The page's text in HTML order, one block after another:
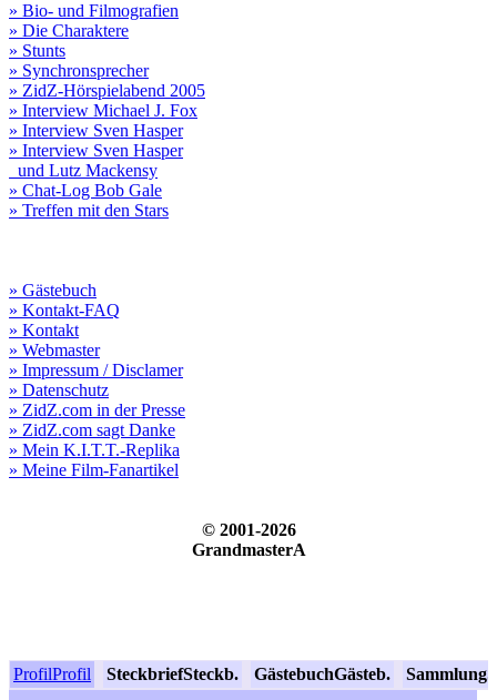
» Bio- und Filmografien
» Die Charaktere
» Stunts
» Synchronsprecher
» ZidZ-Hörspielabend 2005
» Interview Michael J. Fox
» Interview Sven Hasper
» Interview Sven Hasper
und Lutz Mackensy
» Chat-Log Bob Gale
» Treffen mit den Stars
» Gästebuch
» Kontakt-FAQ
» Kontakt
» Webmaster
» Impressum / Disclamer
» Datenschutz
» ZidZ.com in der Presse
» ZidZ.com sagt Danke
» Mein K.I.T.T.-Replika
» Meine Film-Fanartikel
© 2001-2026
GrandmasterA
ProfilProfil SteckbriefSteckb. GästebuchGästeb. Sammlung